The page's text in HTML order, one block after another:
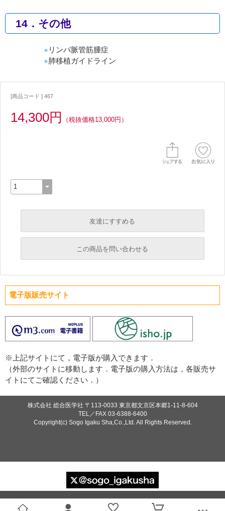
14．その他
リンパ脈管筋腫症
肺移植ガイドライン
[商品コード ] 467
14,300円 （税抜価格13,000円）
友達にすすめる
必須
この商品を問い合わせる
電子版販売サイト
※上記サイトにて，電子版が購入できます．
（外部のサイトに移動します．電子版の購入方法は，各販売サ
イトにてご確認ください．）
株式会社 総合医学社 〒113-0033 東京都文京区本郷1-11-8-604
TEL／FAX 03-6388-6400
Copyright(c) Sogo Igaku Sha,Co.,Ltd. All Rights Reserved.